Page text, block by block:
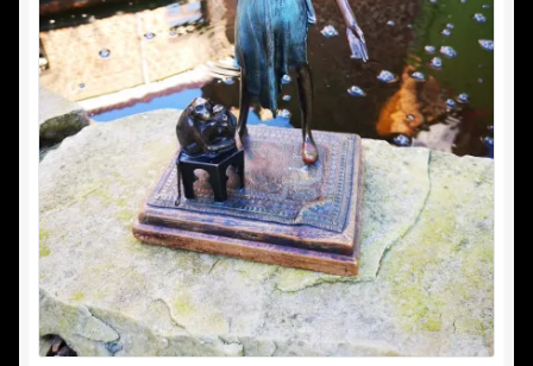
Nous achetons
Vide maison
Commande
Conditions d’utilisation
Confidentialité